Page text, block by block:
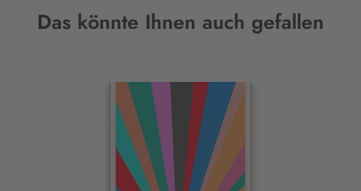
Das könnte Ihnen auch gefallen
Interaktives